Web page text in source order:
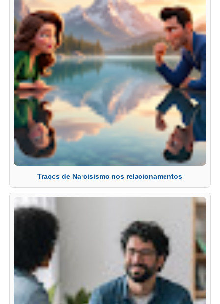
Traços de Narcisismo nos relacionamentos